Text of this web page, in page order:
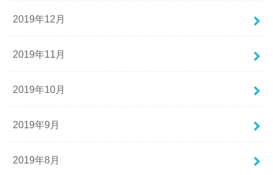
2019年12月
2019年11月
2019年10月
2019年9月
2019年8月